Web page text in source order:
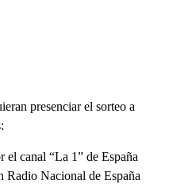
presenciar el sorteo a
el canal “La 1” de España
Radio Nacional de España